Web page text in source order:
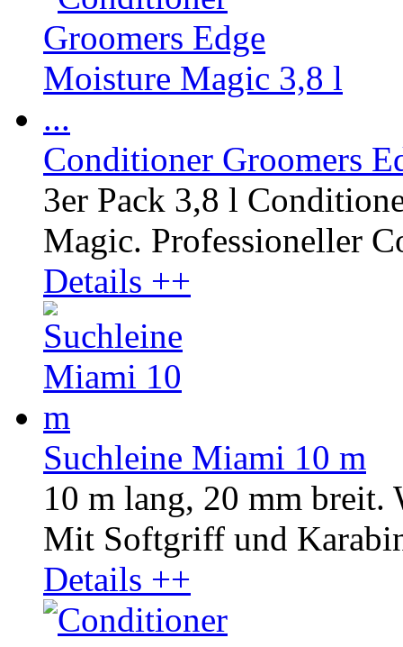
Conditioner Groomers
3er Pack 3,8 l
Magic. Professioneller
Details ++
Suchleine Miami 10 m
10 m lang, 20 mm breit.
Mit Softgriff und
Details ++